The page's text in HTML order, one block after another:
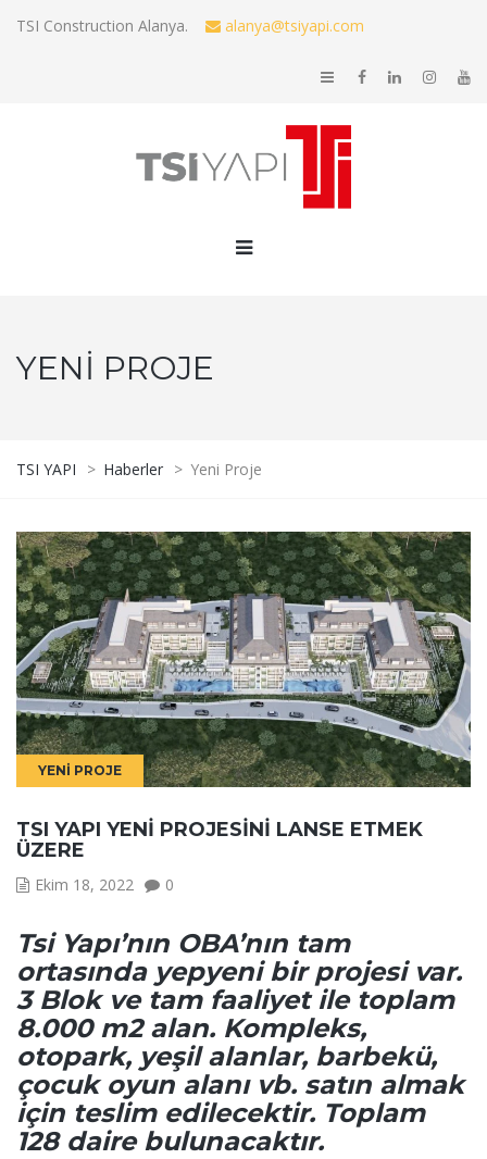
TSI Construction Alanya. alanya@tsiyapi.com
YENI PROJE
TSI YAPI > Haberler > Yeni Proje
YENI PROJE
TSI YAPI YENİ PROJESİNİ LANSE ETMEK
ÜZERE
Ekim 18, 2022 0
Tsi Yapı’nın OBA’nın tam
ortasında yepyeni bir projesi var.
3 Blok ve tam faaliyet ile toplam
8.000 m2 alan. Kompleks,
otopark, yeşil alanlar, barbekü,
çocuk oyun alanı vb. satın almak
için teslim edilecektir. Toplam
128 daire bulunacaktır.